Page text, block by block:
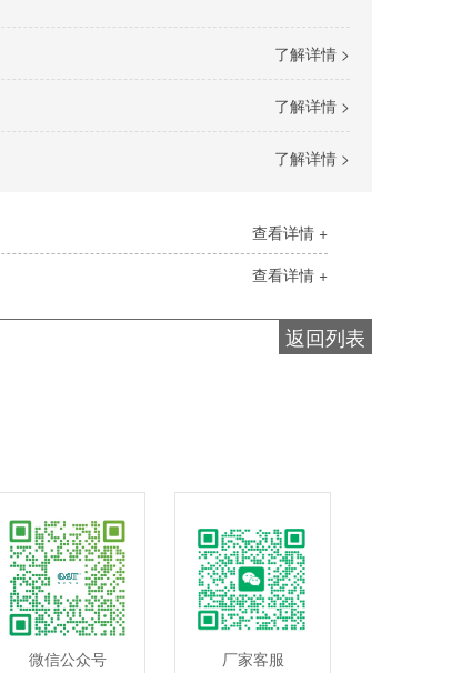
了解详情 >
了解详情 >
了解详情 >
查看详情 +
查看详情 +
返回列表
微信公众号 厂家客服